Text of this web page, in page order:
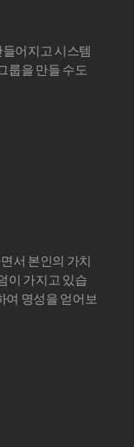
어지고 시스템
룹을 만들 수도
서 본인의 가치
이 가지고 있습
여 명성을 얻어보